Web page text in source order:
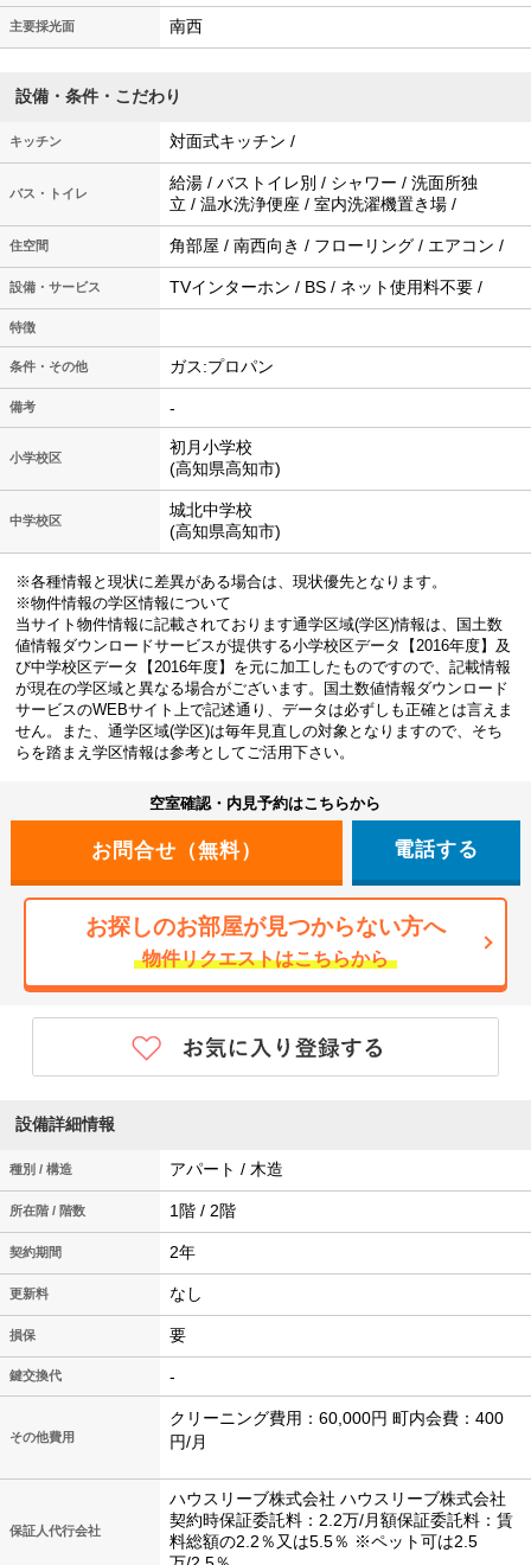
主要採光面 南西
設備・条件・こだわり
キッチン 対面式キッチン /
バス・トイレ
給湯 / バストイレ別 / シャワー / 洗面所独
立 / 温水洗浄便座 / 室内洗濯機置き場 /
住空間 角部屋 / 南西向き / フローリング / エアコン /
設備・サービス TVインターホン / BS / ネット使用料不要 /
特徴
条件・その他 ガス:プロパン
備考 -
小学校区
初月小学校
(高知県高知市)
中学校区
城北中学校
(高知県高知市)
※各種情報と現状に差異がある場合は、現状優先となります。
※物件情報の学区情報について
当サイト物件情報に記載されております通学区域(学区)情報は、国土数
値情報ダウンロードサービスが提供する小学校区データ【2016年度】及
び中学校区データ【2016年度】を元に加工したものですので、記載情報
が現在の学区域と異なる場合がございます。国土数値情報ダウンロード
サービスのWEBサイト上で記述通り、データは必ずしも正確とは言えま
せん。また、通学区域(学区)は毎年見直しの対象となりますので、そち
らを踏まえ学区情報は参考としてご活用下さい。
空室確認・内見予約はこちらから
電話する
お探しのお部屋が見つからない方へ
物件リクエストはこちらから
設備詳細情報
種別 / 構造 アパート / 木造
所在階 / 階数 1階 / 2階
契約期間 2年
更新料 なし
損保 要
鍵交換代 -
その他費用
クリーニング費用：60,000円 町内会費：400
円/月
保証人代行会社
ハウスリーブ株式会社 ハウスリーブ株式会社
契約時保証委託料：2.2万/月額保証委託料：賃
料総額の2.2％又は5.5％ ※ペット可は2.5